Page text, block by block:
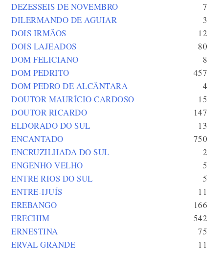
DEZESSEIS DE NOVEMBRO
7
DILERMANDO DE AGUIAR
3
DOIS IRMÃOS
12
DOIS LAJEADOS
80
DOM FELICIANO
8
DOM PEDRITO
457
DOM PEDRO DE ALCÂNTARA
4
DOUTOR MAURÍCIO CARDOSO
15
DOUTOR RICARDO
147
ELDORADO DO SUL
13
ENCANTADO
750
ENCRUZILHADA DO SUL
2
ENGENHO VELHO
5
ENTRE RIOS DO SUL
5
ENTRE-IJUÍS
11
EREBANGO
166
ERECHIM
542
ERNESTINA
75
ERVAL GRANDE
11